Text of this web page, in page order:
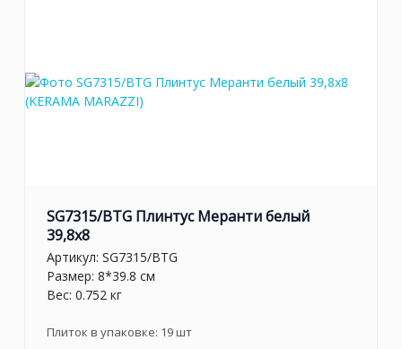
SG7315/BTG Плинтус Меранти белый
39,8x8
Артикул: SG7315/BTG
Размер: 8*39.8 см
Вес: 0.752 кг
Плиток в упаковке: 19шт